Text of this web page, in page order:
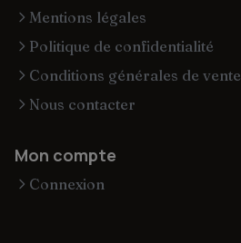
Mentions légales
Politique de confidentialité
Conditions générales de vente
Nous contacter
Mon compte
Connexion